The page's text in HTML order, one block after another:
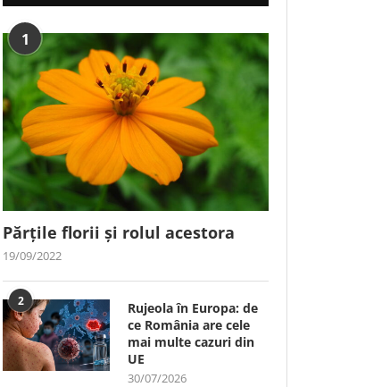
1
Părțile florii și rolul acestora
19/09/2022
2
Rujeola în Europa: de
ce România are cele
mai multe cazuri din
UE
30/07/2026